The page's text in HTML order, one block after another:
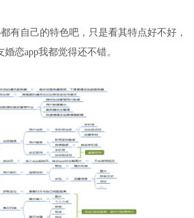
有自己的特色吧，只是看其特点好不好，
恋app我都觉得还不错。